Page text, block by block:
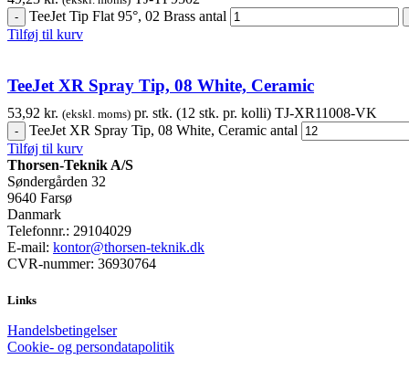
TeeJet Tip Flat 95°, 02 Brass antal
Tilføj til kurv
TeeJet XR Spray Tip, 08 White, Ceramic
53,92 kr. (ekskl. moms) pr. stk. (12 stk. pr. kolli) TJ-XR11008-VK
TeeJet XR Spray Tip, 08 White, Ceramic antal
Tilføj til kurv
Thorsen-Teknik A/S
Søndergården 32
9640 Farsø
Danmark
Telefonnr.: 29104029
E-mail: kontor@thorsen-teknik.dk
CVR-nummer: 36930764
Links
Handelsbetingelser
Cookie- og persondatapolitik